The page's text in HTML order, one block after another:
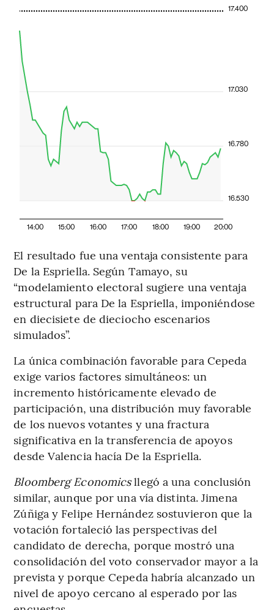
14:00 15:00 16:00 17:00 18:00 19:00 20:00
16.530
16.780
17.030
17.400
El resultado fue una ventaja consistente para
De la Espriella. Según Tamayo, su
“modelamiento electoral sugiere una ventaja
estructural para De la Espriella, imponiéndose
en diecisiete de dieciocho escenarios
simulados”.
La única combinación favorable para Cepeda
exige varios factores simultáneos: un
incremento históricamente elevado de
participación, una distribución muy favorable
de los nuevos votantes y una fractura
significativa en la transferencia de apoyos
desde Valencia hacía De la Espriella.
Bloomberg Economicsllegó a una conclusión
similar, aunque por una vía distinta. Jimena
Zúñiga y Felipe Hernández sostuvieron que la
votación fortaleció las perspectivas del
candidato de derecha, porque mostró una
consolidación del voto conservador mayor a la
prevista y porque Cepeda habría alcanzado un
nivel de apoyo cercano al esperado por las